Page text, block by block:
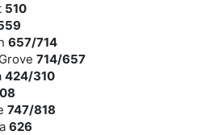
510
657/714
714/657
424/310
747/818
626